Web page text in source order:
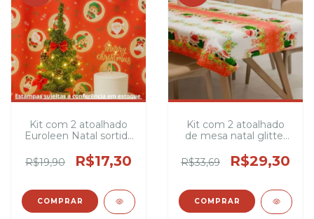
Kit com 2 atoalhado
Euroleen Natal sortida
100% poliéster 4,6 e 8
cadeiras ( varias
R$19,90 R$17,30
COMPRAR
Kit com 2 atoalhado
de mesa natal glitter
largura 100% poliéster
4,6 e 8 cadeiras ( varias
R$33,69 R$29,30
COMPRAR